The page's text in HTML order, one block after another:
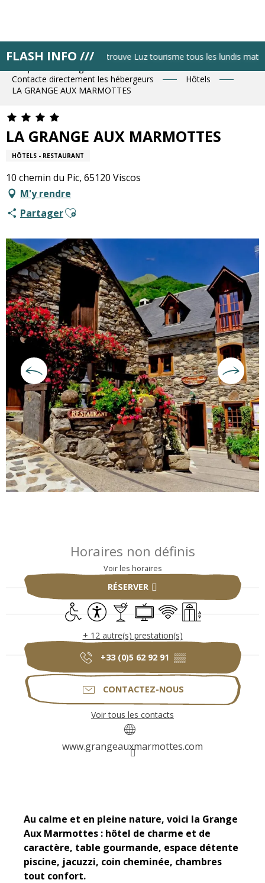
principal
FLASH INFO ///Retrouve Luz tourisme tous les lundis matin
Accueil
Résa pas à pas
Contacte directement les hébergeurs
Hôtels
LA GRANGE AUX MARMOTTES
LA GRANGE AUX MARMOTTES
HÔTELS - RESTAURANT
10 chemin du Pic, 65120 Viscos
M'y rendre
PartagerAjouter aux favoris
Horaires non définis
Voir les horaires
RÉSERVER
Accès handicapés
AccessibilitéBar / Buvette
Télévision
WiFi Ascenseur
+ 12 autre(s) prestation(s)
+33 (0)5 62 92 91 ▒▒
CONTACTEZ-NOUS
Voir tous les contacts
www.grangeauxmarmottes.com
Au calme et en pleine nature, voici la Grange
Aux Marmottes : hôtel de charme et de
caractère, table gourmande, espace détente
piscine, jacuzzi, coin cheminée, chambres
tout confort.